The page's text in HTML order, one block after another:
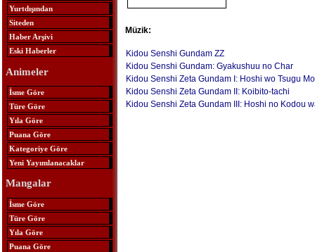
Yurtdışından
Siteden
Haber Arşivi
Eski Haberler
Animeler
İsme Göre
Türe Göre
Yıla Göre
Puana Göre
Kategoriye Göre
Yeni Yayımlanacaklar
Mangalar
İsme Göre
Türe Göre
Yıla Göre
Puana Göre
Müzik:
Kidou Senshi Gundam ZZ
Kidou Senshi Gundam: Gyakushuu no Char
Kidou Senshi Zeta Gundam I: Hoshi wo Tsugu
Kidou Senshi Zeta Gundam II: Koibito-tachi
Kidou Senshi Zeta Gundam III: Hoshi no Kodou